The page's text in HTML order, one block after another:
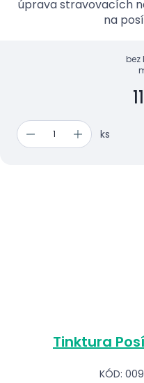
úprava stravovacích
bez
ks
Tinktura
KÓD: